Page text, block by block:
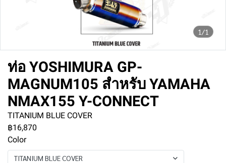
1/1
ท่อ YOSHIMURA GP-
MAGNUM105 สำหรับ YAMAHA
NMAX155 Y-CONNECT
TITANIUM BLUE COVER
฿16,870
Color
TITANIUM BLUE COVER